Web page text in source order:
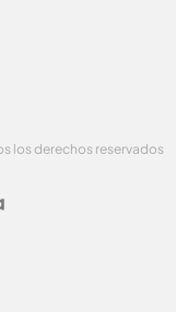
los derechos reservados